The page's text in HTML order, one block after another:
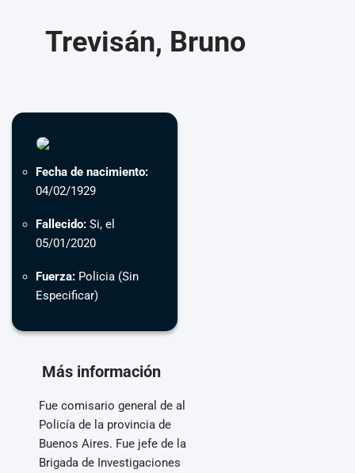
Trevisán, Bruno
Fecha de nacimiento:
04/02/1929
Fallecido: Si, el
05/01/2020
Fuerza: Policia (Sin
Especificar)
Más información
Fue comisario general de al
Policía de la provincia de
Buenos Aires. Fue jefe de la
Brigada de Investigaciones